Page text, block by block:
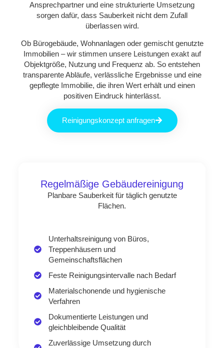
Ansprechpartner und eine strukturierte Umsetzung
sorgen dafür, dass Sauberkeit nicht dem Zufall
überlassen wird.
Ob Bürogebäude, Wohnanlagen oder gemischt genutzte
Immobilien – wir stimmen unsere Leistungen exakt auf
Objektgröße, Nutzung und Frequenz ab. So entstehen
transparente Abläufe, verlässliche Ergebnisse und eine
gepflegte Immobilie, die ihren Wert erhält und einen
positiven Eindruck hinterlässt.
Reinigungskonzept anfragen
Regelmäßige Gebäudereinigung
Planbare Sauberkeit für täglich genutzte
Flächen.
Unterhaltsreinigung von Büros,
Treppenhäusern und
Gemeinschaftsflächen
Feste Reinigungsintervalle nach Bedarf
Materialschonende und hygienische
Verfahren
Dokumentierte Leistungen und
gleichbleibende Qualität
Zuverlässige Umsetzung durch